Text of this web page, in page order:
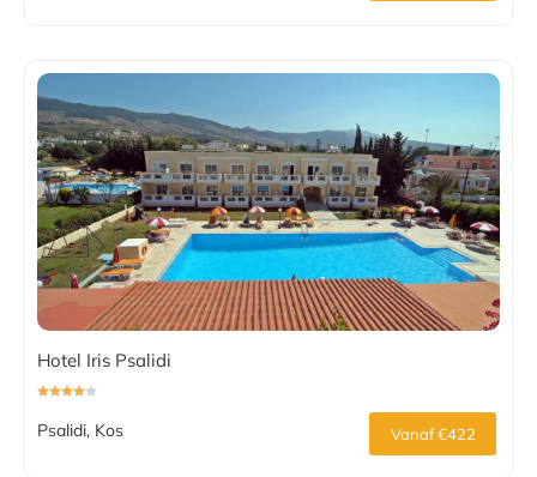
Hotel Iris Psalidi
Psalidi, Kos Vanaf €422